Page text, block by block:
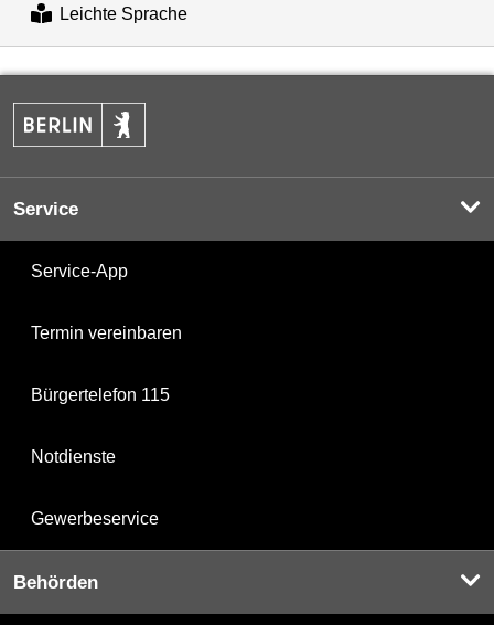
Leichte Sprache
Service
Service-App
Termin vereinbaren
Bürgertelefon 115
Notdienste
Gewerbeservice
Behörden